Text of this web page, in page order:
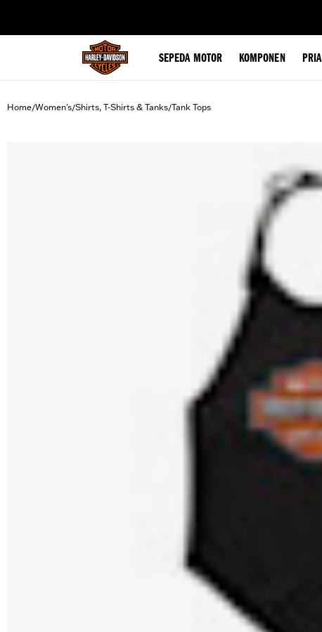
SEPEDA MOTOR KOMPONEN PRIA
Home/Women's/Shirts, T-Shirts & Tanks/Tank Tops